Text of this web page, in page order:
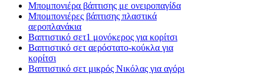
Μπομπονιέρα βάπτισης με ονειροπαγίδα
Μπομπονιέρες βάπτισης πλαστικά
αεροπλανάκια
Βαπτιστικό σετ1 μονόκερος για κορίτσι
Βαπτιστικό σετ αερόστατο-κούκλα για
κορίτσι
Βαπτιστικό σετ μικρός Νικόλας για αγόρι